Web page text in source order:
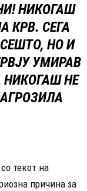
НИКОГАШ
КРВ. СЕГА
НО И
УМИРАВ
НИКОГАШ НЕ
текот на
причина за